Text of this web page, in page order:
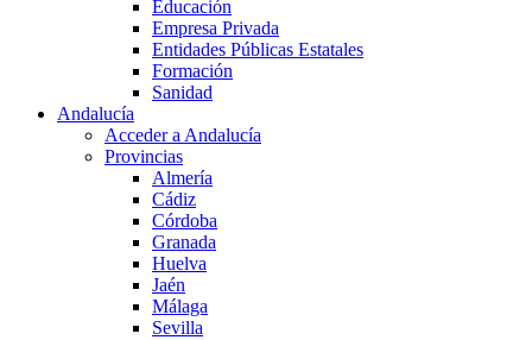
Educación
Empresa Privada
Entidades Públicas Estatales
Formación
Sanidad
Andalucía
Acceder a Andalucía
Provincias
Almería
Cádiz
Córdoba
Granada
Huelva
Jaén
Málaga
Sevilla